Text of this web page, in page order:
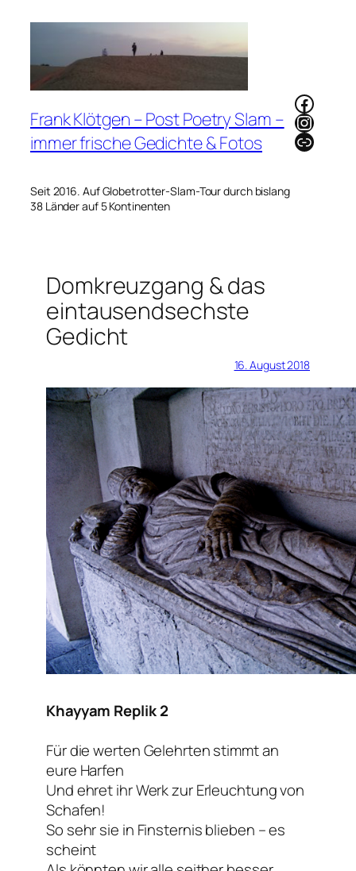
Frank Klötgen – Post Poetry Slam –
immer frische Gedichte & Fotos
Seit 2016. Auf Globetrotter-Slam-Tour durch bislang
38 Länder auf 5 Kontinenten
Link
Domkreuzgang & das
eintausendsechste
Gedicht
16. August 2018
Khayyam Replik 2
Für die werten Gelehrten stimmt an
eure Harfen
Und ehret ihr Werk zur Erleuchtung von
Schafen!
So sehr sie in Finsternis blieben – es
scheint